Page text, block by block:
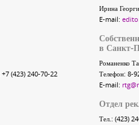
+7 (423) 240-70-22
Ирина
E-mail:
в Санкт-
Романенко
Телефон: 8-
E-mail:
Отдел
Тел.: (423)